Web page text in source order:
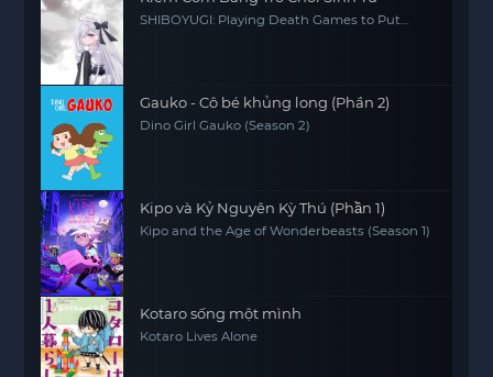
SHIBOYUGI: Playing Death Games to Put
Gauko - Cô bé khủng long (Phần 2)
Dino Girl Gauko (Season 2)
Kipo và Kỷ Nguyên Kỳ Thú (Phần 1)
Kipo and the Age of Wonderbeasts (Season 1)
Kotaro sống một mình
Kotaro Lives Alone